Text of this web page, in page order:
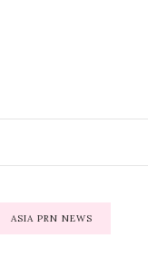
ASIA PRN NEWS